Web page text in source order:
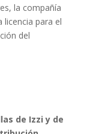
la compañía
licencia para el
del
de Izzi y de